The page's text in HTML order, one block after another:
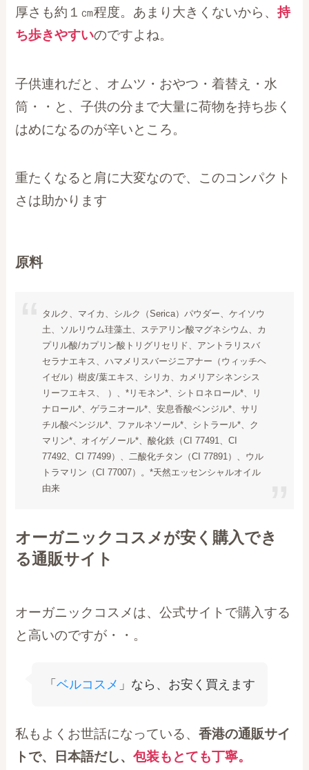
厚さも約１㎝程度。あまり大きくないから、持
ち歩きやすいのですよね。
子供連れだと、オムツ・おやつ・着替え・水
筒・・と、子供の分まで大量に荷物を持ち歩く
はめになるのが辛いところ。
重たくなると肩に大変なので、このコンパクト
さは助かります
原料
タルク、マイカ、シルク（Serica）パウダー、ケイソウ
土、ソルリウム珪藻土、ステアリン酸マグネシウム、カ
プリル酸/カプリン酸トリグリセリド、アントラリスバ
セラナエキス、ハマメリスバージニアナー（ウィッチヘ
イゼル）樹皮/葉エキス、シリカ、カメリアシネンシス
リーフエキス、 ）、*リモネン*、シトロネロール*、リ
ナロール*、ゲラニオール*、安息香酸ベンジル*、サリ
チル酸ベンジル*、ファルネソール*、シトラール*、ク
マリン*、オイゲノール*、酸化鉄（CI 77491、CI
77492、CI 77499）、二酸化チタン（CI 77891）、ウル
トラマリン（CI 77007）。*天然エッセンシャルオイル
由来
オーガニックコスメが安く購入でき
る通販サイト
オーガニックコスメは、公式サイトで購入する
と高いのですが・・。
「ベルコスメ 」なら、お安く買えます
私もよくお世話になっている、香港の通販サイ
トで、日本語だし、包装もとても丁寧。